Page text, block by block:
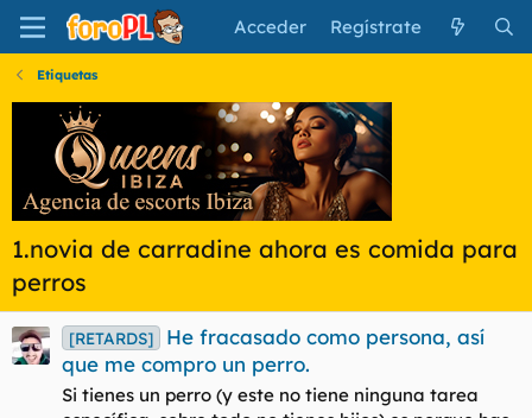
Acceder Regístrate
Etiquetas
1.novia de carradine ahora es comida para
perros
[RETARDS]
He fracasado como persona, así
que me compro un perro.
Si tienes un perro (y este no tiene ninguna tarea